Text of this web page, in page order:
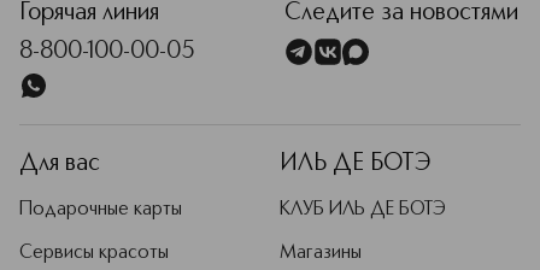
Горячая линия
8-800-100-00-05
Следите за новостями
Для вас
Подарочные карты
Сервисы красоты
ИЛЬ ДЕ БОТЭ
КЛУБ ИЛЬ ДЕ БОТЭ
Магазины